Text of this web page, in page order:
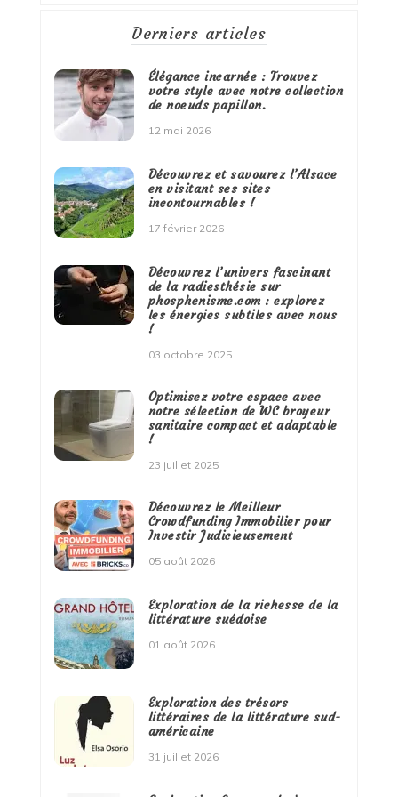
Derniers articles
Élégance incarnée : Trouvez
votre style avec notre collection
de noeuds papillon.
12 mai 2026
Découvrez et savourez l’Alsace
en visitant ses sites
incontournables !
17 février 2026
Découvrez l’univers fascinant
de la radiesthésie sur
phosphenisme.com : explorez
les énergies subtiles avec nous
!
03 octobre 2025
Optimisez votre espace avec
notre sélection de WC broyeur
sanitaire compact et adaptable
!
23 juillet 2025
Découvrez le Meilleur
Crowdfunding Immobilier pour
Investir Judicieusement
05 août 2026
Exploration de la richesse de la
littérature suédoise
01 août 2026
Exploration des trésors
littéraires de la littérature sud-
américaine
31 juillet 2026